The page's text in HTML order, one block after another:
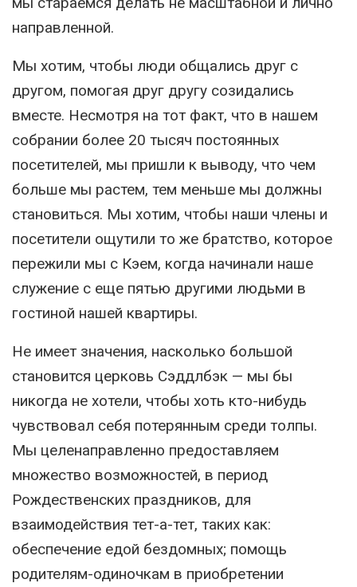
направленной.
Мы хотим, чтобы люди общались друг с
другом, помогая друг другу созидались
вместе. Несмотря на тот факт, что в нашем
собрании более 20 тысяч постоянных
посетителей, мы пришли к выводу, что чем
больше мы растем, тем меньше мы должны
становиться. Мы хотим, чтобы наши члены и
посетители ощутили то же братство, которое
пережили мы с Кэем, когда начинали наше
служение с еще пятью другими людьми в
гостиной нашей квартиры.
Не имеет значения, насколько большой
становится церковь Сэддлбэк — мы бы
никогда не хотели, чтобы хоть кто-нибудь
чувствовал себя потерянным среди толпы.
Мы целенаправленно предоставляем
множество возможностей, в период
Рождественских праздников, для
взаимодействия тет-а-тет, таких как:
обеспечение едой бездомных; помощь
родителям-одиночкам в приобретении